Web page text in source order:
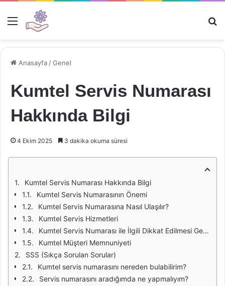
Menü
Anasayfa /Genel
Kumtel Servis Numarası
Hakkında Bilgi
4 Ekim 2025 3 dakika okuma süresi
Kumtel Servis Numarası Hakkında Bilgi
Kumtel Servis Numarasının Önemi
Kumtel Servis Numarasına Nasıl Ulaşılır?
Kumtel Servis Hizmetleri
Kumtel Servis Numarası ile İlgili Dikkat Edilmesi Gerekenler
Kumtel Müşteri Memnuniyeti
SSS (Sıkça Sorulan Sorular)
Kumtel servis numarasını nereden bulabilirim?
Servis numarasını aradığımda ne yapmalıyım?